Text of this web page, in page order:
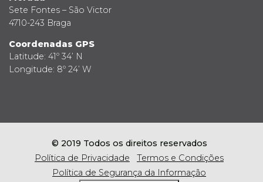
Sete Fontes – São Victor
4710-243 Braga
Coordenadas GPS
Latitude: 41º 34’ N
Longitude: 8º 24’ W
© 2019 Todos os direitos reservados
Política de Privacidade
Termos e Condições
Política de Segurança da Informação